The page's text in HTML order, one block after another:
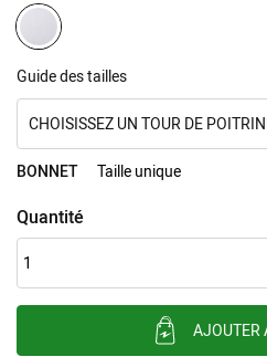
Guide des tailles
CHOISISSEZ UN TOUR DE
BONNET Taille unique
Quantité
AJOUTER